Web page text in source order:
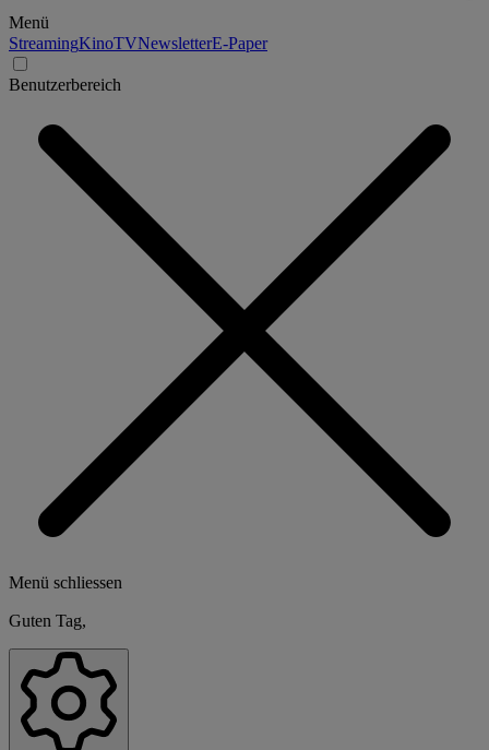
Menü
StreamingKinoTVNewsletterE-Paper
Benutzerbereich
Menü schliessen
Guten Tag,